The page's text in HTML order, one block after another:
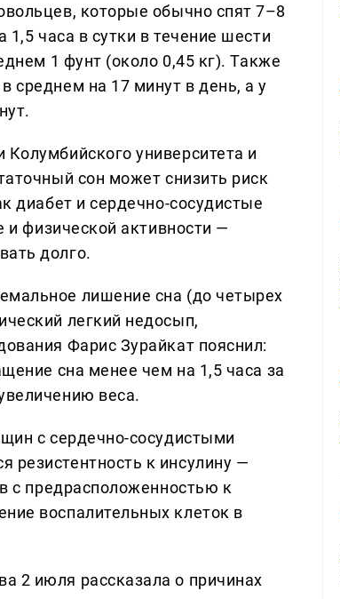
которые обычно спят 7–8
часа в сутки в течение шести
1 фунт (около 0,45 кг). Также
среднем на 17 минут в день, а у
университета и
сон может снизить риск
диабет и сердечно-сосудистые
и физической активности —
долго.
лишение сна (до четырех
легкий недосып,
Фарис Зурайкат пояснил:
сна менее чем на 1,5 часа за
веса.
с сердечно-сосудистыми
резистентность к инсулину —
с предрасположенностью к
воспалительных клеток в
2 июля рассказала о причинах